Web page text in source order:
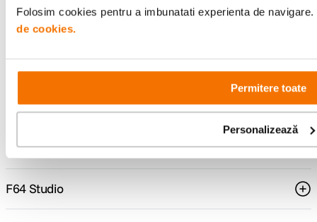
Folosim cookies pentru a imbunatati experienta de
de cookies.
Permitere toate
Personalizează
Comenzi si livrare
Suport
Service si garantii
F64 Studio